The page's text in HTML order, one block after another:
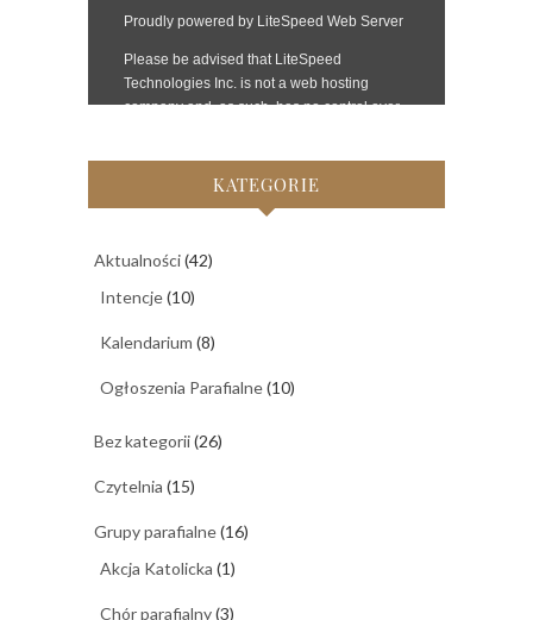
KATEGORIE
Aktualności(42)
Intencje(10)
Kalendarium (8)
Ogłoszenia Parafialne(10)
Bez kategorii(26)
Czytelnia (15)
Grupy parafialne(16)
Akcja Katolicka (1)
Chór parafialny(3)